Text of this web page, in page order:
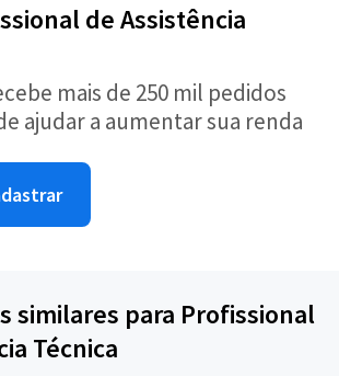
de Assistência
mais de 250 mil pedidos
ajudar a aumentar sua renda
similares para Profissional
Técnica